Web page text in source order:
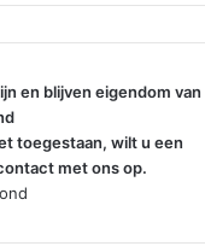
en blijven eigendom van
toegestaan, wilt u een
met ons op.